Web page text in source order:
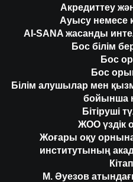
Акредиттеу
Ауысу немесе
AI-SANA жасанды
Бос білім
Бос
Бос
Білім алушылар мен
бойынша
Бітіруші
ЖОО үздік
Жоғары оқу
институтының
М. Әуезов